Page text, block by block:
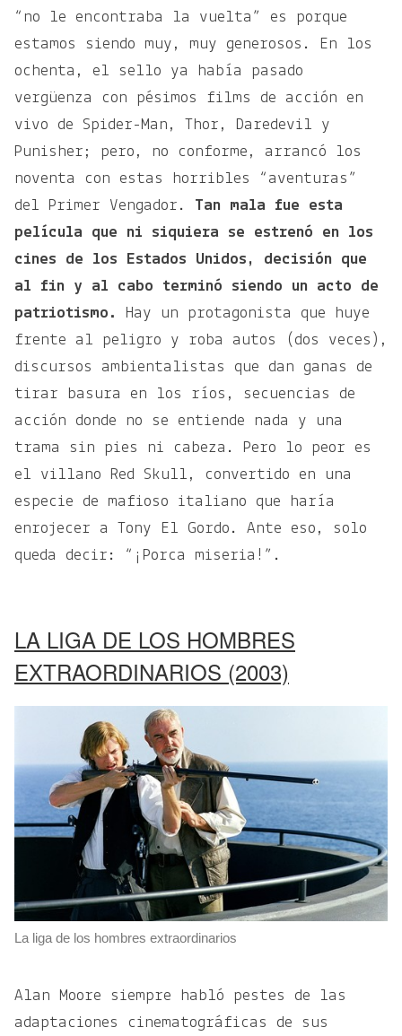
“no le encontraba la vuelta” es porque
estamos siendo muy, muy generosos. En los
ochenta, el sello ya había pasado
vergüenza con pésimos films de acción en
vivo de Spider-Man, Thor, Daredevil y
Punisher; pero, no conforme, arrancó los
noventa con estas horribles “aventuras”
del Primer Vengador.
Tan mala fue esta
película que ni siquiera se estrenó en los
cines de los Estados Unidos, decisión que
al fin y al cabo terminó siendo un acto de
patriotismo.
Hay un protagonista que huye
frente al peligro y roba autos (dos veces),
discursos ambientalistas que dan ganas de
tirar basura en los ríos, secuencias de
acción donde no se entiende nada y una
trama sin pies ni cabeza. Pero lo peor es
el villano Red Skull, convertido en una
especie de mafioso italiano que haría
enrojecer a Tony El Gordo. Ante eso, solo
queda decir: “¡Porca miseria!”.
LA LIGA DE LOS HOMBRES
EXTRAORDINARIOS (2003)
La liga de los hombres extraordinarios
Alan Moore siempre habló pestes de las
adaptaciones cinematográficas de sus